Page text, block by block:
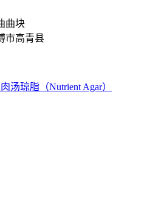
曲块
市高青县
汤琼脂（Nutrient Agar）